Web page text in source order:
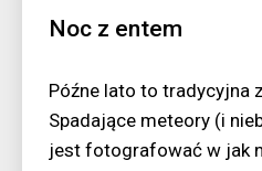
Noc z entem
Późne lato to tradycyjna
Spadające meteory (i
jest fotografować w jak